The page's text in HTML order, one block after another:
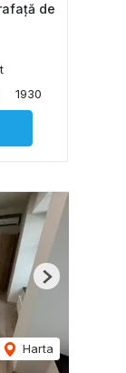
de
1930
Harta
Next